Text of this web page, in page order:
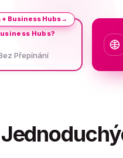
Hubs?
Přepínání
+ Business Hubs→